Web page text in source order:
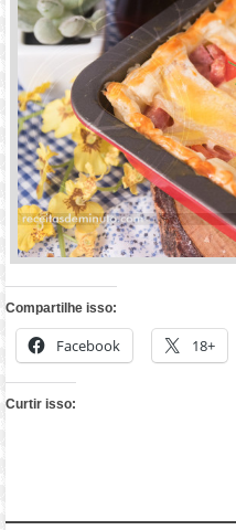
Compartilhe isso:
Facebook 18+
Curtir isso: